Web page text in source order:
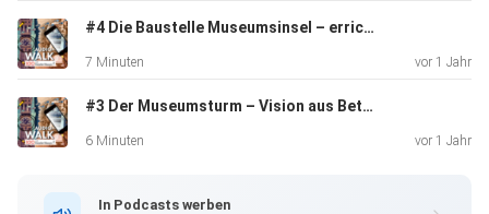
#4 Die Baustelle Museumsinsel – errichtet auf 1500 Pfählen
7 Minuten vor 1 Jahr
#3 Der Museumsturm – Vision aus Beton
6 Minuten vor 1 Jahr
In Podcasts werben